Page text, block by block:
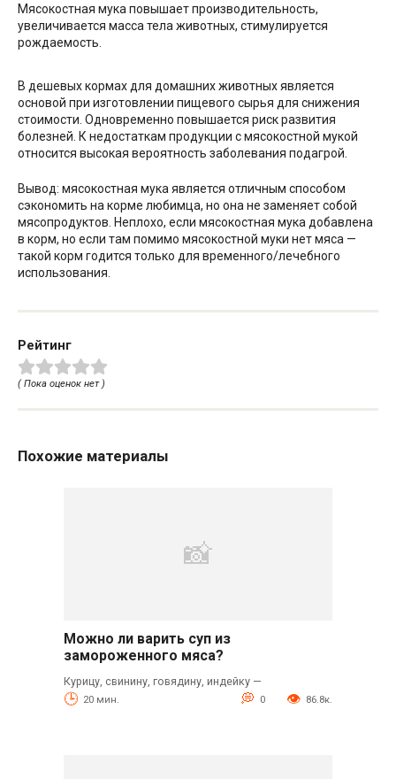
Мясокостная мука повышает производительность,
увеличивается масса тела животных, стимулируется
рождаемость.
В дешевых кормах для домашних животных является
основой при изготовлении пищевого сырья для снижения
стоимости. Одновременно повышается риск развития
болезней. К недостаткам продукции с мясокостной мукой
относится высокая вероятность заболевания подагрой.
Вывод: мясокостная мука является отличным способом
сэкономить на корме любимца, но она не заменяет собой
мясопродуктов. Неплохо, если мясокостная мука добавлена
в корм, но если там помимо мясокостной муки нет мяса —
такой корм годится только для временного/лечебного
использования.
Рейтинг
( Пока оценок нет )
Похожие материалы
Можно ли варить суп из
замороженного мяса?
Курицу, свинину, говядину, индейку —
20 мин. 0 86.8к.